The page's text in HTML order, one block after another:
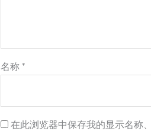
名称*
在此浏览器中保存我的显示名称